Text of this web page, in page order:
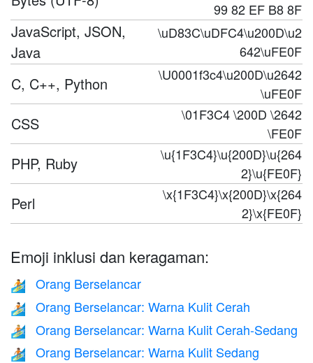
99 82 EF B8 8F
JavaScript, JSON,
Java
\uD83C\uDFC4\u200D\u2
642\uFE0F
C, C++, Python
\U0001f3c4\u200D\u2642
\uFE0F
CSS
\01F3C4 \200D \2642
\FE0F
PHP, Ruby
\u{1F3C4}\u{200D}\u{264
2}\u{FE0F}
Perl
\x{1F3C4}\x{200D}\x{264
2}\x{FE0F}
Emoji inklusi dan keragaman:
🏄 Orang Berselancar
🏄🏻 Orang Berselancar: Warna Kulit Cerah
🏄🏼 Orang Berselancar: Warna Kulit Cerah-Sedang
🏄🏽 Orang Berselancar: Warna Kulit Sedang